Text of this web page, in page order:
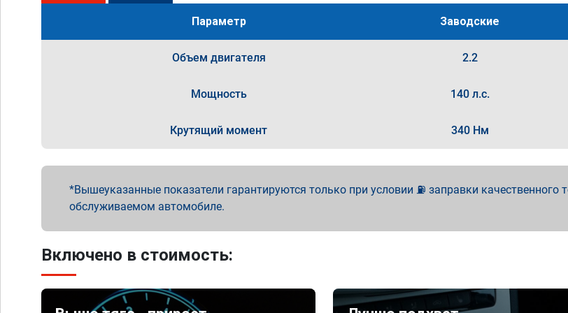
Параметр Заводские
Объем двигателя 2.2
Мощность 140 л.с.
Крутящий момент 340 Нм
Вышеуказанные показатели гарантируются только при условии ⛽ заправки
обслуживаемом автомобиле.
Включено в стоимость: